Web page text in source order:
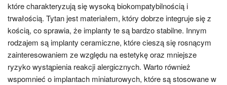
które charakteryzują się wysoką biokompatybilnością i
trwałością. Tytan jest materiałem, który dobrze integruje się z
kością, co sprawia, że implanty te są bardzo stabilne. Innym
rodzajem są implanty ceramiczne, które cieszą się rosnącym
zainteresowaniem ze względu na estetykę oraz mniejsze
ryzyko wystąpienia reakcji alergicznych. Warto również
wspomnieć o implantach miniaturowych, które są stosowane w